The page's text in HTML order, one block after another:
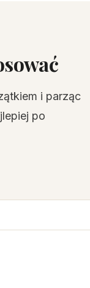
i parząc
po